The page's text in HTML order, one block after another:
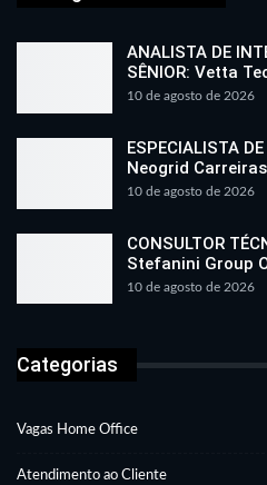
ANALISTA DE
SÊNIOR: Vetta
10 de agosto de 2026
ESPECIALISTA
Neogrid
10 de agosto de 2026
CONSULTOR
Stefanini Group
10 de agosto de 2026
Categorias
Vagas Home Office
Atendimento ao Cliente